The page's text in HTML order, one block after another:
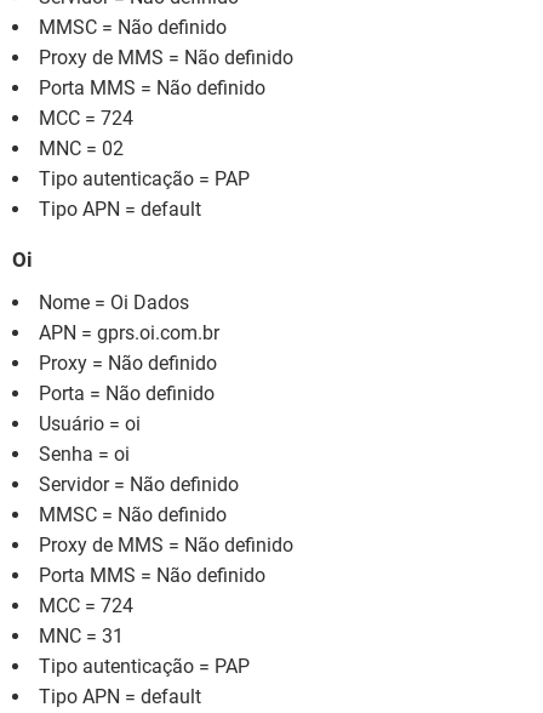
MMSC = Não definido
Proxy de MMS = Não definido
Porta MMS = Não definido
MCC = 724
MNC = 02
Tipo autenticação = PAP
Tipo APN = default
Oi
Nome = Oi Dados
APN = gprs.oi.com.br
Proxy = Não definido
Porta = Não definido
Usuário = oi
Senha = oi
Servidor = Não definido
MMSC = Não definido
Proxy de MMS = Não definido
Porta MMS = Não definido
MCC = 724
MNC = 31
Tipo autenticação = PAP
Tipo APN = default